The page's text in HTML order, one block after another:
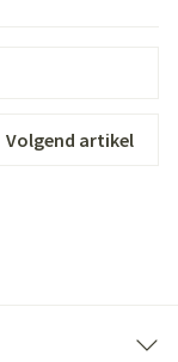
Volgend artikel